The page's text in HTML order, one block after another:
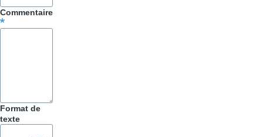
Commentaire
Format de
texte